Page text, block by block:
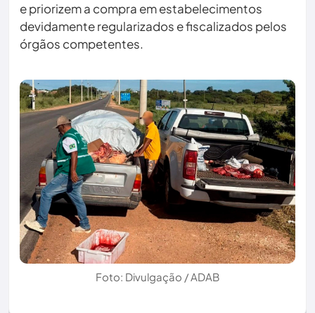
e priorizem a compra em estabelecimentos
devidamente regularizados e fiscalizados pelos
órgãos competentes.
Foto: Divulgação / ADAB